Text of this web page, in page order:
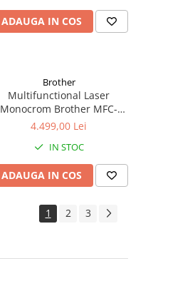
ADAUGA IN COS
Brother
Multifunctional Laser
Monocrom Brother MFC-
L6900DW, A4, Duplex,
4.499,00 Lei
IN STOC
ADAUGA IN COS
1 2 3